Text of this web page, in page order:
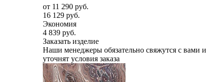
от 11 290 руб.
16 129 руб.
Экономия
4 839 руб.
Заказать изделие
Наши менеджеры обязательно свяжутся с вами и
уточнят условия заказа